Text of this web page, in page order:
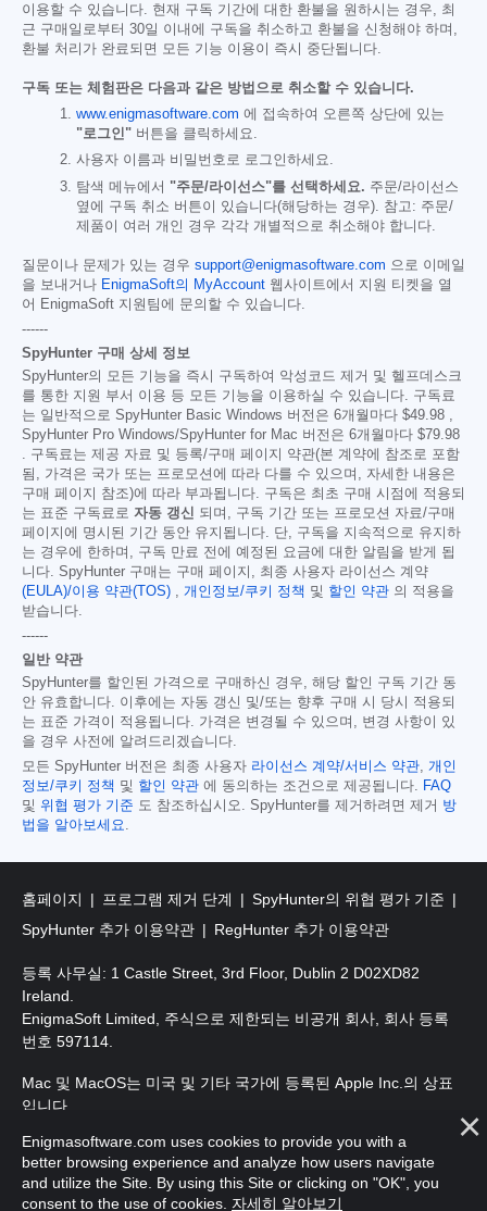
이용할 수 있습니다. 현재 구독 기간에 대한 환불을 원하시는 경우, 최
근 구매일로부터 30일 이내에 구독을 취소하고 환불을 신청해야 하며,
환불 처리가 완료되면 모든 기능 이용이 즉시 중단됩니다.
구독 또는 체험판은 다음과 같은 방법으로 취소할 수 있습니다.
www.enigmasoftware.com 에 접속하여 오른쪽 상단에 있는
"로그인" 버튼을 클릭하세요.
사용자 이름과 비밀번호로 로그인하세요.
탐색 메뉴에서 "주문/라이선스"를 선택하세요. 주문/라이선스
옆에 구독 취소 버튼이 있습니다(해당하는 경우). 참고: 주문/
제품이 여러 개인 경우 각각 개별적으로 취소해야 합니다.
질문이나 문제가 있는 경우 support@enigmasoftware.com 으로 이메일
을 보내거나 EnigmaSoft의 MyAccount 웹사이트에서 지원 티켓을 열
어 EnigmaSoft 지원팀에 문의할 수 있습니다.
------
SpyHunter 구매 상세 정보
SpyHunter의 모든 기능을 즉시 구독하여 악성코드 제거 및 헬프데스크
를 통한 지원 부서 이용 등 모든 기능을 이용하실 수 있습니다. 구독료
는 일반적으로 SpyHunter Basic Windows 버전은 6개월마다 $49.98
SpyHunter Pro Windows/SpyHunter for Mac 버전은 6개월마다 $79.98
. 구독료는 제공 자료 및 등록/구매 페이지 약관(본 계약에 참조로 포함
됨, 가격은 국가 또는 프로모션에 따라 다를 수 있으며, 자세한 내용은
구매 페이지 참조)에 따라 부과됩니다. 구독은 최초 구매 시점에 적용되
는 표준 구독료로 자동 갱신
되며, 구독 기간 또는 프로모션 자료/구매
페이지에 명시된 기간 동안 유지됩니다. 단, 구독을 지속적으로 유지하
는 경우에 한하며, 구독 만료 전에 예정된 요금에 대한 알림을 받게 됩
니다. SpyHunter 구매는 구매 페이지, 최종 사용자 라이선스 계약
(EULA)/이용 약관(TOS)
개인정보/쿠키 정책 및 할인 약관 의 적용을
받습니다.
------
일반 약관
SpyHunter를 할인된 가격으로 구매하신 경우, 해당 할인 구독 기간 동
안 유효합니다. 이후에는 자동 갱신 및/또는 향후 구매 시 당시 적용되
는 표준 가격이 적용됩니다. 가격은 변경될 수 있으며, 변경 사항이 있
을 경우 사전에 알려드리겠습니다.
모든 SpyHunter 버전은 최종 사용자 라이선스 계약/서비스 약관
개인
정보/쿠키 정책 및 할인 약관 에 동의하는 조건으로 제공됩니다.
FAQ
및 위협 평가 기준 도 참조하십시오. SpyHunter를 제거하려면 제거 방
법을 알아보세요
홈페이지 프로그램 제거 단계
SpyHunter의 위협 평가 기준
SpyHunter 추가 이용약관
RegHunter 추가 이용약관
등록 사무실: 1 Castle Street, 3rd Floor, Dublin 2 D02XD82
Ireland.
EnigmaSoft Limited, 주식으로 제한되는 비공개 회사, 회사 등록
번호 597114.
Mac 및 MacOS는 미국 및 기타 국가에 등록된 Apple Inc.의 상표
입니다.
저작권 2016-2026. EnigmaSoft Ltd. 판권 소유.
Enigmasoftware.com uses cookies to provide you with a
better browsing experience and analyze how users navigate
and utilize the Site. By using this Site or clicking on "OK", you
consent to the use of cookies. 자세히 알아보기